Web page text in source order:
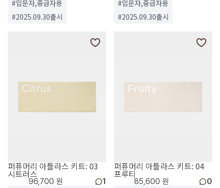
#입문자,중급자용
#2025.09.30출시
#입문자,중급자용
#2025.09.30출시
퍼퓨머리 아틀라스 키트: 03
시트러스
96,700 원 1
퍼퓨머리 아틀라스 키트: 04
프루티
85,600 원 0